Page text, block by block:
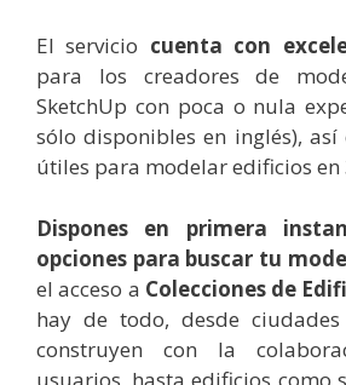
El servicio cuenta con
para los creadores de
SketchUp con poca o nula
sólo disponibles en inglés), así
útiles para modelar edificios en
Dispones en primera
opciones para buscar tu
el acceso a Colecciones de
hay de todo, desde
construyen con la